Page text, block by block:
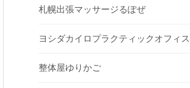
札幌出張マッサージるぽぜ
ヨシダカイロプラクティックオフィス
整体屋ゆりかご